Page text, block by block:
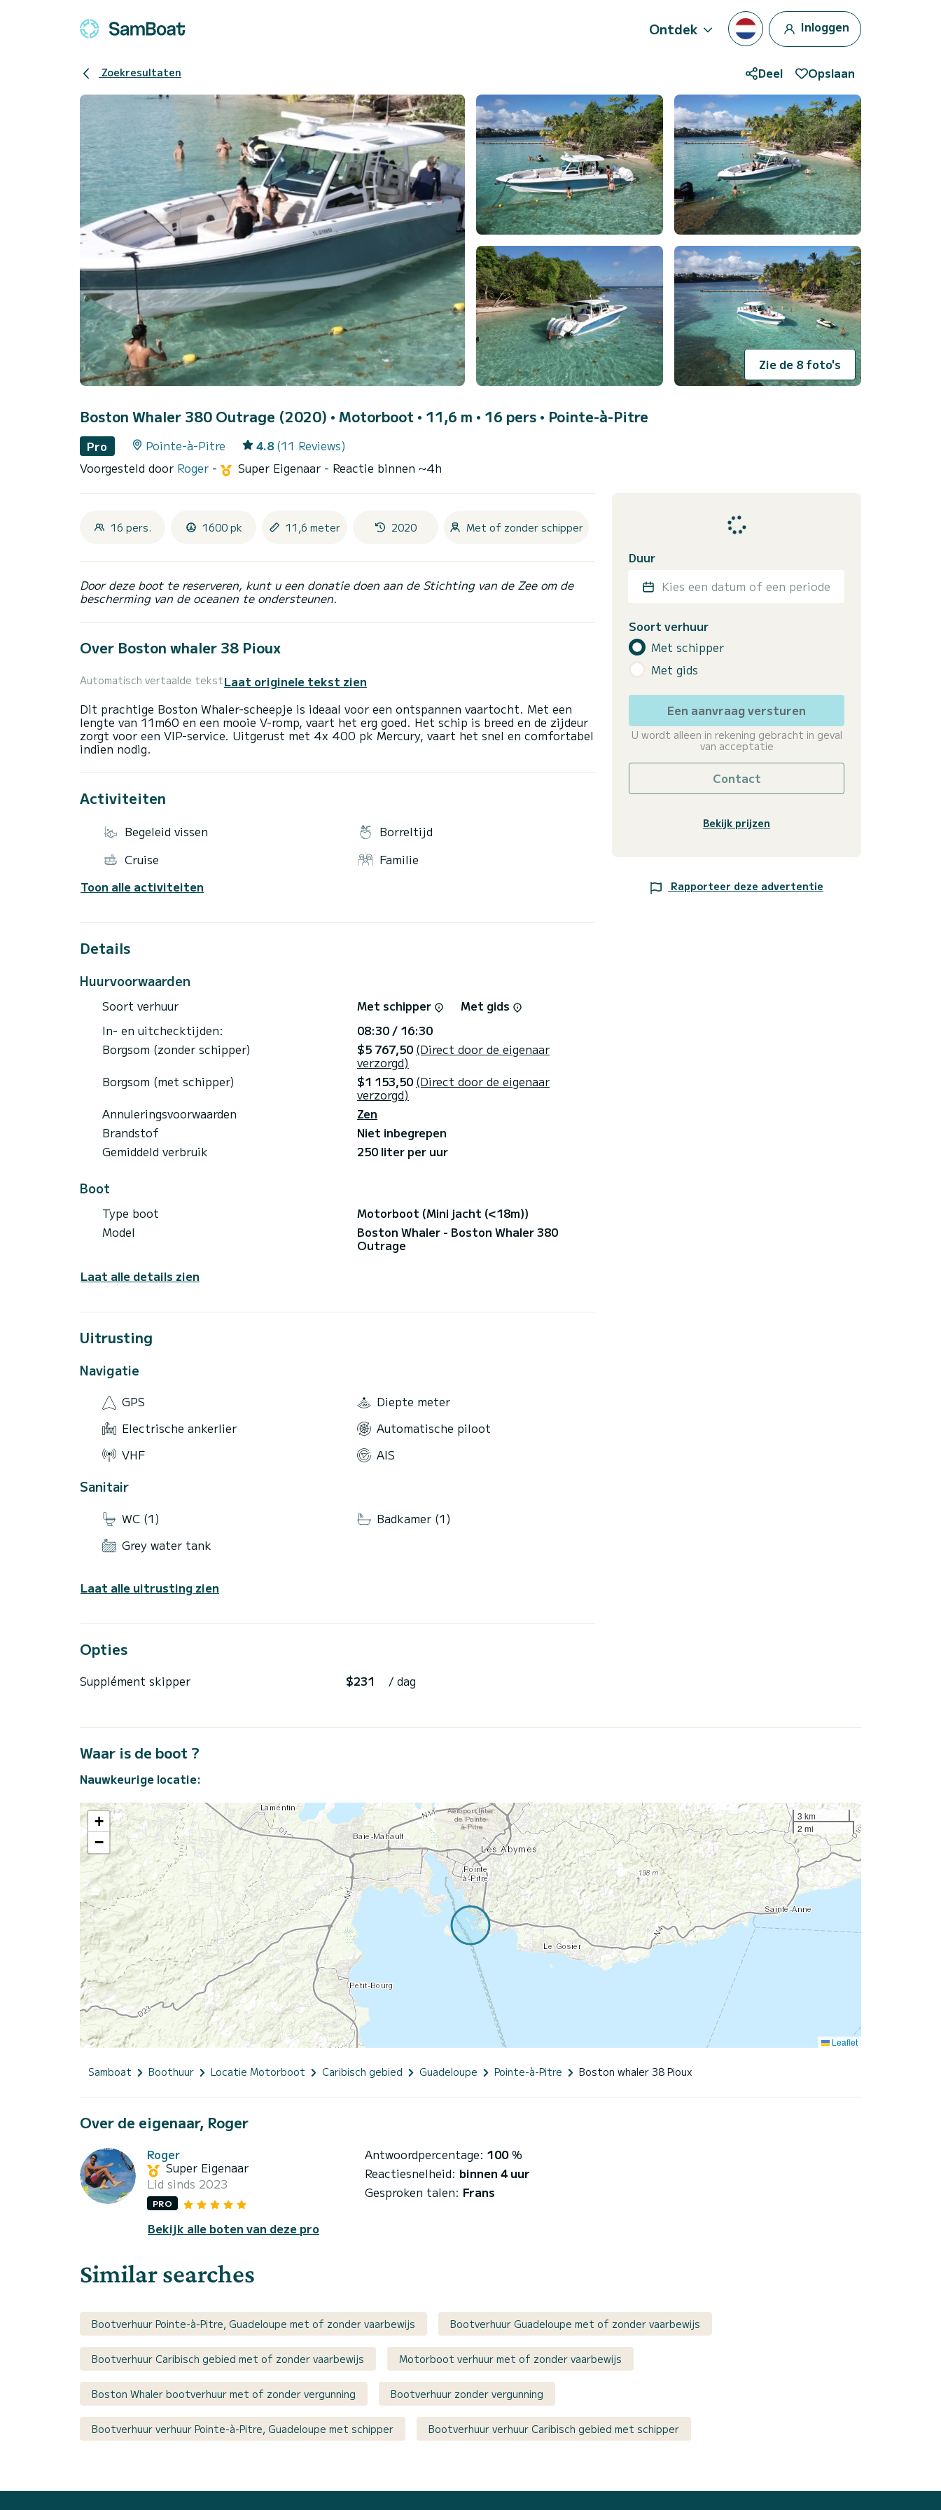
Ontdek Inloggen
Zoekresultaten Deel Opslaan
Zie de 8 foto's
Boston Whaler 380 Outrage (2020) • Motorboot • 11,6 m • 16 pers • Pointe-à-Pitre
Pro Pointe-à-Pitre 4.8 (11 Reviews)
Voorgesteld door Roger - Super Eigenaar - Reactie binnen ~4h
16 pers. 1600 pk 11,6 meter 2020 Met of zonder schipper
Door deze boot te reserveren, kunt u een donatie doen aan de Stichting van de Zee om de
bescherming van de oceanen te ondersteunen.
Over Boston whaler 38 Pioux
Automatisch vertaalde tekstLaat originele tekst zien
Dit prachtige Boston Whaler-scheepje is ideaal voor een ontspannen vaartocht. Met een
lengte van 11m60 en een mooie V-romp, vaart het erg goed. Het schip is breed en de zijdeur
zorgt voor een VIP-service. Uitgerust met 4x 400 pk Mercury, vaart het snel en comfortabel
Activiteiten
Begeleid vissen
Borreltijd
Cruise
Familie
Toon alle activiteiten
Details
Huurvoorwaarden
Soort verhuur Met schipper
Met gids
In- en uitchecktijden:
08:30 / 16:30
Borgsom (zonder schipper)
$5 767,50 (Direct door de eigenaar
verzorgd)
Borgsom (met schipper)
$1 153,50 (Direct door de eigenaar
verzorgd)
Annuleringsvoorwaarden
Zen
Brandstof
Niet inbegrepen
Gemiddeld verbruik
250 liter per uur
Boot
Type boot
Motorboot (Mini jacht (<18m))
Model
Boston Whaler - Boston Whaler 380
Outrage
Laat alle details zien
Uitrusting
Navigatie
GPS
Diepte meter
Electrische ankerlier
Automatische piloot
VHF
AIS
Sanitair
WC (1)
Badkamer (1)
Grey water tank
Laat alle uitrusting zien
Opties
Supplément skipper $231 / dag
Duur
Kies een datum of een periode
Soort verhuur
Met schipper
Met gids
Een aanvraag versturen
U wordt alleen in rekening gebracht in geval
van acceptatie
Contact
Bekijk prijzen
Rapporteer deze advertentie
Waar is de boot ?
Nauwkeurige locatie:
+
−
3 km
2 mi
Leaflet
Samboat Boothuur Locatie Motorboot Caribisch gebied Guadeloupe Pointe-à-Pitre Boston whaler 38 Pioux
Over de eigenaar, Roger
Roger
Super Eigenaar
Lid sinds 2023
PRO
Bekijk alle boten van deze pro
Antwoordpercentage: 100%
Reactiesnelheid: binnen 4 uur
Gesproken talen: Frans
Similar searches
Bootverhuur Pointe-à-Pitre, Guadeloupe met of zonder vaarbewijs Bootverhuur Guadeloupe met of zonder vaarbewijs
Bootverhuur Caribisch gebied met of zonder vaarbewijs Motorboot verhuur met of zonder vaarbewijs
Boston Whaler bootverhuur met of zonder vergunning Bootverhuur zonder vergunning
Bootverhuur verhuur Pointe-à-Pitre, Guadeloupe met schipper Bootverhuur verhuur Caribisch gebied met schipper